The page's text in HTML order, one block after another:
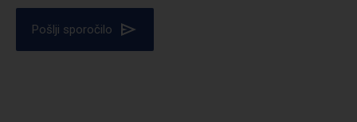
Pošlji sporočilo